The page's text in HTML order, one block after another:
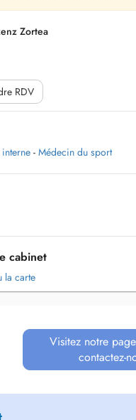
Zortea
RDV
- Médecin du sport
cabinet
la carte
Visitez notre
contactez-